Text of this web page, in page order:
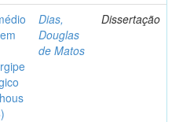
Dias,
Douglas
de Matos
Dissertação